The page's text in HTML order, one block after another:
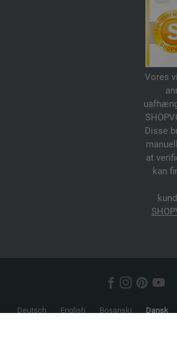
Vores
Disse
at
kan
Deutsch English Bosanski Dansk